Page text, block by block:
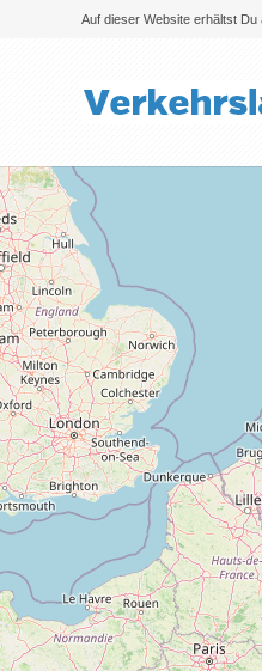
Auf dieser Website erhältst Du